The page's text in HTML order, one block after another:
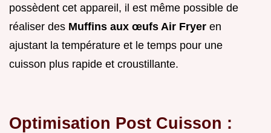
possèdent cet appareil, il est même possible de
réaliser des Muffins aux œufs Air Fryer en
ajustant la température et le temps pour une
cuisson plus rapide et croustillante.
Optimisation Post Cuisson :